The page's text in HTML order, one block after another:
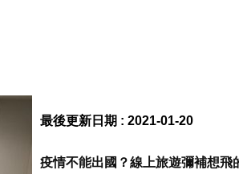
最後更新日期 : 2021-01-20
疫情不能出國？線上旅遊彌補想